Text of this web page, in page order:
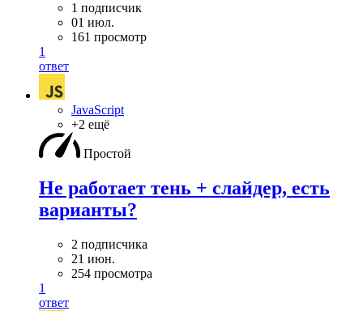
1 подписчик
01 июл.
161 просмотр
1
ответ
JavaScript
+2 ещё
Простой
Не работает тень + слайдер, есть
варианты?
2 подписчика
21 июн.
254 просмотра
1
ответ